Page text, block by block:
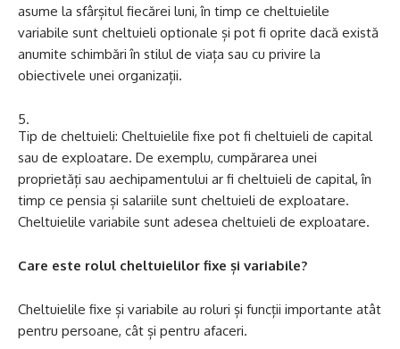
asume la sfârșitul fiecărei luni, în timp ce cheltuielile
variabile sunt cheltuieli optionale și pot fi oprite dacă există
anumite schimbări în stilul de viața sau cu privire la
obiectivele unei organizații.
Tip de cheltuieli: Cheltuielile fixe pot fi cheltuieli de capital
sau de exploatare. De exemplu, cumpărarea unei
proprietăți sau aechipamentului ar fi cheltuieli de capital, în
timp ce pensia și salariile sunt cheltuieli de exploatare.
Cheltuielile variabile sunt adesea cheltuieli de exploatare.
Care este rolul cheltuielilor fixe și variabile?
Cheltuielile fixe și variabile au roluri și funcții importante atât
pentru persoane, cât și pentru afaceri.